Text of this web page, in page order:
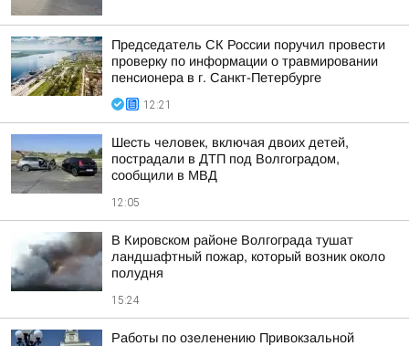
Председатель СК России поручил провести
проверку по информации о травмировании
пенсионера в г. Санкт-Петербурге
12:21
Шесть человек, включая двоих детей,
пострадали в ДТП под Волгоградом,
сообщили в МВД
12:05
В Кировском районе Волгограда тушат
ландшафтный пожар, который возник около
полудня
15:24
Работы по озеленению Привокзальной